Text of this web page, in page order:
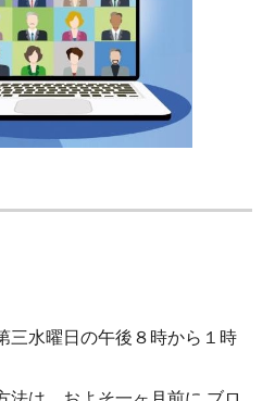
三水曜日の午後８時から１時